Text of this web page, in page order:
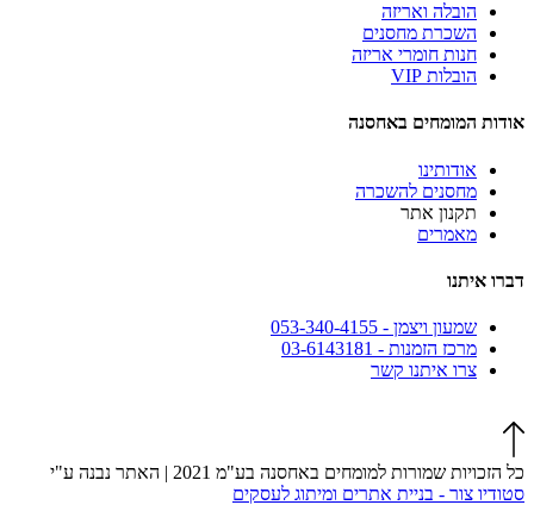
הובלה ואריזה
השכרת מחסנים
חנות חומרי אריזה
הובלות VIP
אודות המומחים באחסנה
אודותינו
מחסנים להשכרה
תקנון אתר
מאמרים
דברו איתנו
שמעון ויצמן - 053-340-4155
מרכז הזמנות - 03-6143181
צרו איתנו קשר
כל הזכויות שמורות למומחים באחסנה בע"מ 2021 | האתר נבנה ע"י
סטודיו צור - בניית אתרים ומיתוג לעסקים